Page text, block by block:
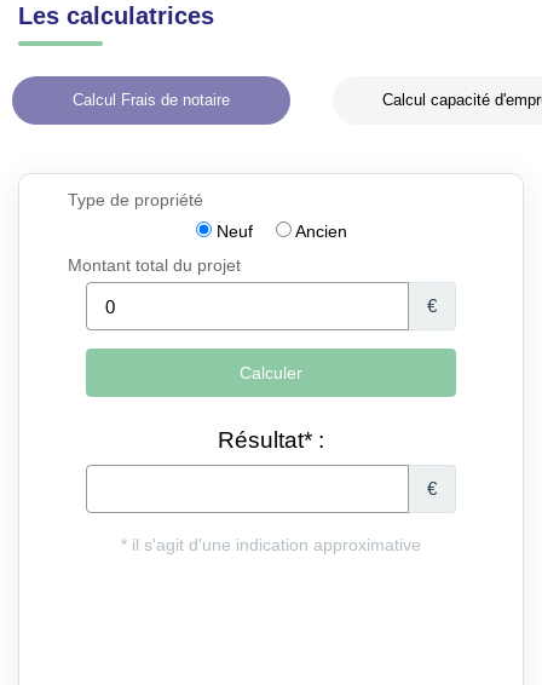
Les calculatrices
Calcul Frais de notaire Calcul capacité